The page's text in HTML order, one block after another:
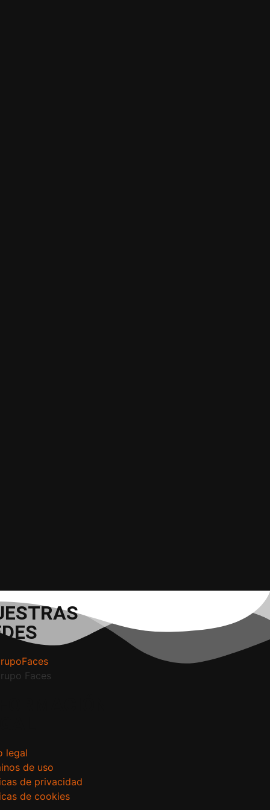
Faces
legal
de uso
de privacidad
de cookies